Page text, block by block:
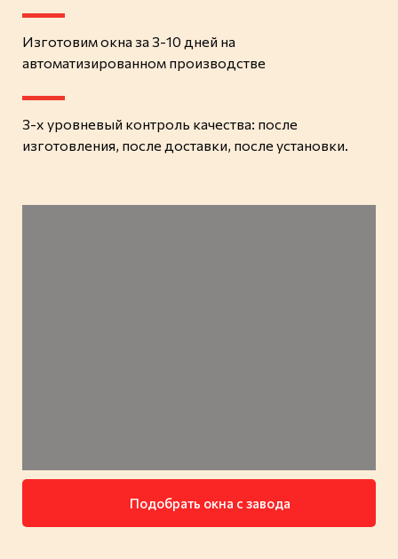
Изготовим окна за 3-10 дней на
автоматизированном производстве
3-х уровневый контроль качества: после
изготовления, после доставки, после установки.
Подобрать окна с завода